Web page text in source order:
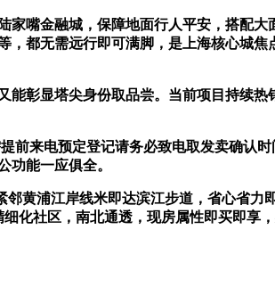
嘴金融城，保障地面行人平安，搭配大
都无需远行即可满脚，是上海核心城
显塔尖身份取品尝。当前项目持续热
来电预定登记请务必致电取发卖确认时
功能一应俱全。
浦江岸线米即达滨江步道，省心省力
化社区，南北通透，现房属性即买即享